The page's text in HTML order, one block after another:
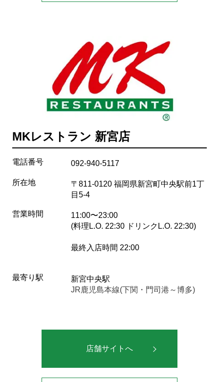
MKレストラン 新宮店
電話番号 092-940-5117
所在地
〒811-0120 福岡県新宮町中央駅前1丁
目5-4
営業時間
11:00〜23:00
(料理L.O. 22:30 ドリンクL.O. 22:30)
最終入店時間 22:00
最寄り駅
新宮中央駅
JR鹿児島本線(下関・門司港～博多)
店舗サイトへ